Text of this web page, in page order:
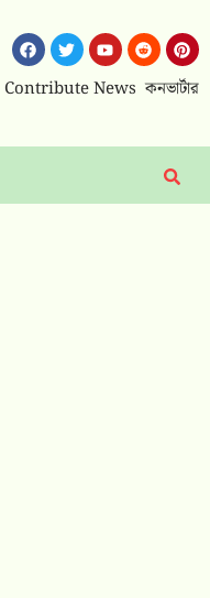
Contribute News কনভার্টার